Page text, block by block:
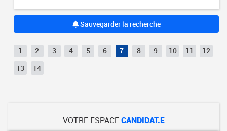
Sauvegarder la recherche
1 2 3 4 5 6 7 8 9 10 11
12
13
14
VOTRE ESPACECANDIDAT.E